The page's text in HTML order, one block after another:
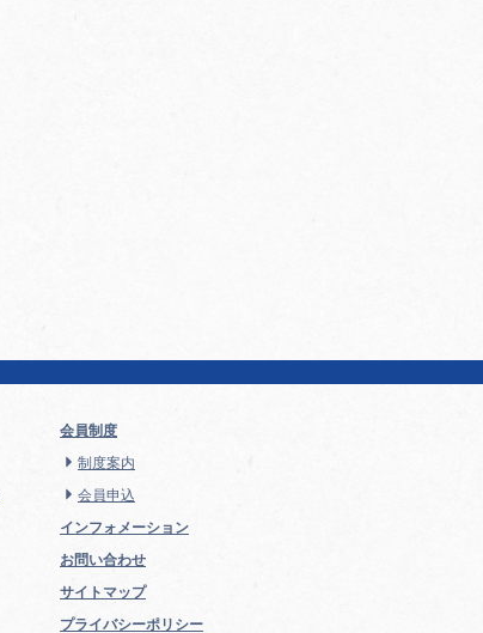
会員制度
制度案内
会員申込
インフォメーション
お問い合わせ
サイトマップ
プライバシーポリシー